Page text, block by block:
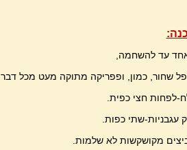
עד להשחמה,
שחור, כמון, ופפריקה מתוקה מעט מכל דבר.
לפחות חצי כפית.
עגבניות-שתי כפות.